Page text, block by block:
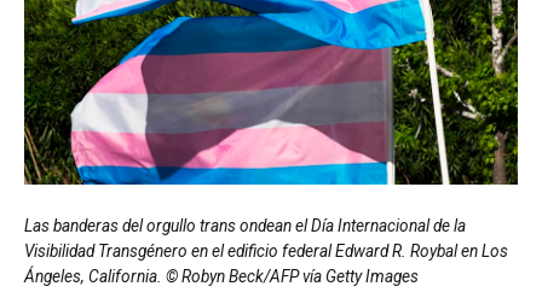
Las banderas del orgullo trans ondean el Día Internacional de la
Visibilidad Transgénero en el edificio federal Edward R. Roybal en Los
Ángeles, California. © Robyn Beck/AFP vía Getty Images